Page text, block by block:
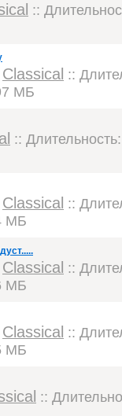
::
Classical ::
МБ
::
Classical ::
МБ
Classical ::
МБ
Classical ::
МБ
::